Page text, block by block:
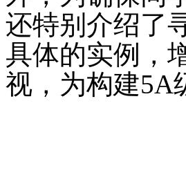
还特别介绍了
具体的实例，
视，为构建5A